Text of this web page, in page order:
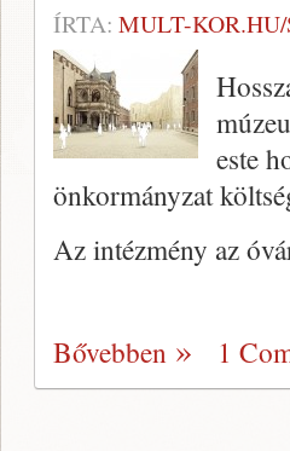
ÍRTA: MULT-
este
önkormányzat
Az intézmény az
Bővebben 1